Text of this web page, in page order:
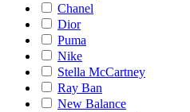
Chanel
Dior
Puma
Nike
Stella McCartney
Ray Ban
New Balance